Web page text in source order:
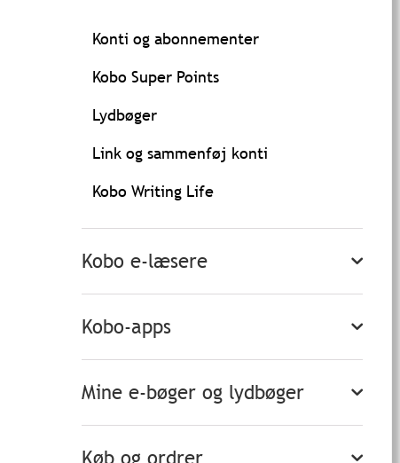
Konti og abonnementer
Kobo Super Points
Lydbøger
Link og sammenføj konti
Kobo Writing Life
Kobo e-læsere
Kobo-apps
Mine e-bøger og lydbøger
Køb og ordrer